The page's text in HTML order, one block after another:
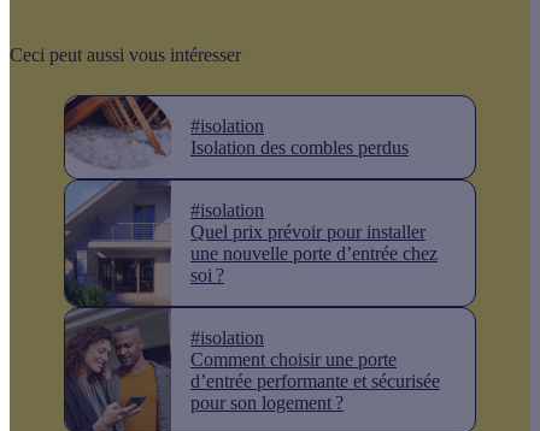
Ceci peut aussi vous intéresser
#isolation
Isolation des combles perdus
#isolation
Quel prix prévoir pour installer
une nouvelle porte d’entrée chez
soi ?
#isolation
Comment choisir une porte
d’entrée performante et sécurisée
pour son logement ?